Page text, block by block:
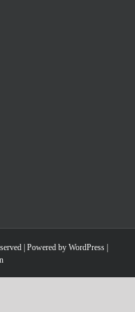
| Powered by WordPress|